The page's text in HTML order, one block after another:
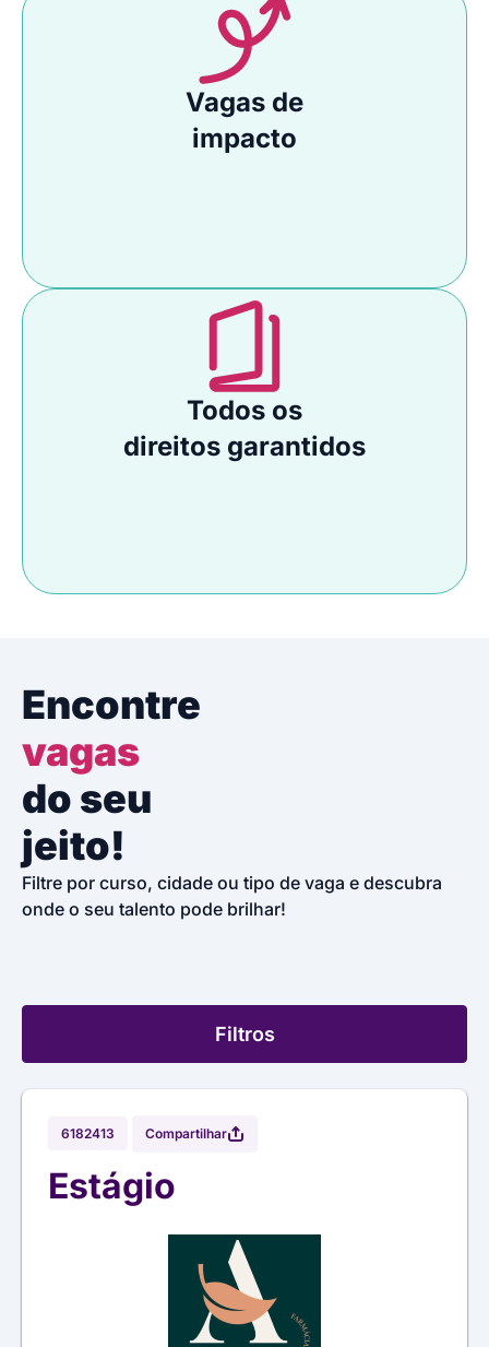
Vagas de
impacto
Todos os
direitos garantidos
Encontre
vagas
do seu
jeito!
Filtre por curso, cidade ou tipo de vaga e descubra
onde o seu talento pode brilhar!
Filtros
6182413 Compartilhar
Estágio